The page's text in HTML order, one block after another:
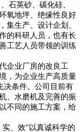
石英砂、碳化硅、
氧地坪、绝缘性良好
集生产、设计企划、
的科研人员，也有长
工艺人员带领的训练
业厂房的改良工
，为企业生产高质量
决条件。公司目前有
、水磨机及完善的振
不同的施工方案，给
、效"以真诚科学的